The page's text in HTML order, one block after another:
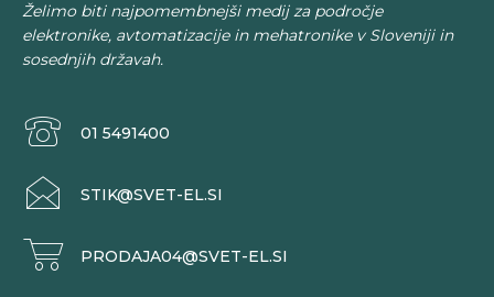
Želimo biti najpomembnejši medij za področje
elektronike, avtomatizacije in mehatronike v Sloveniji in
sosednjih državah.
01 5491400
STIK@SVET-EL.SI
PRODAJA04@SVET-EL.SI